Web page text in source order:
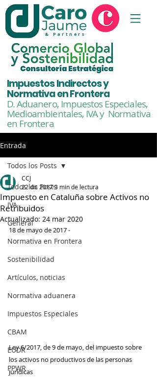
& Partners
Impuestos Indirectos y
Normativa en Frontera
D. Aduanero, Impuestos Especiales,
Medioambientales,IVA y Normativa
en Frontera
Entrada
Todos los Posts
IVA
General
Normativa en Frontera
Sostenibilidad
Artículos, noticias
Normativa aduanera
Impuestos Especiales
CBAM
EUDR
PPWR
Todos los Posts
Impuesto en Cataluña sobre Activos no
Retribuidos
CCJ
22 dic 20173 min de lectura
Actualizado: 24 mar 2020
18 de mayo de 2017 -
Ley 6/2017, de 9 de mayo, del impuesto sobre
los activos no productivos de las personas
jurídicas